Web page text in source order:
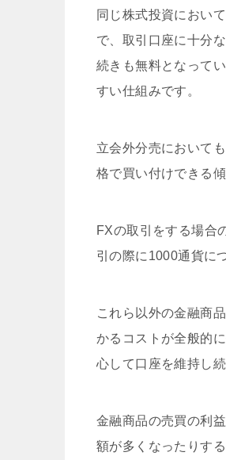
同じ株式投資におい
で、取引口座に十分
続きも無料となって
すい仕組みです。
立会外分売において
格で買い付けできる
FXの取引をする場合
引の際に1000通貨に
これら以外の金融商
かるコストが全般的
心して口座を維持し
金融商品の売買の利
額が多くなったりす